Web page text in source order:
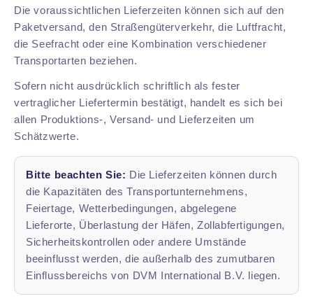
Die voraussichtlichen Lieferzeiten können sich auf den
Paketversand, den Straßengüterverkehr, die Luftfracht,
die Seefracht oder eine Kombination verschiedener
Transportarten beziehen.
Sofern nicht ausdrücklich schriftlich als fester
vertraglicher Liefertermin bestätigt, handelt es sich bei
allen Produktions-, Versand- und Lieferzeiten um
Schätzwerte.
Bitte beachten Sie: Die Lieferzeiten können durch
die Kapazitäten des Transportunternehmens,
Feiertage, Wetterbedingungen, abgelegene
Lieferorte, Überlastung der Häfen, Zollabfertigungen,
Sicherheitskontrollen oder andere Umstände
beeinflusst werden, die außerhalb des zumutbaren
Einflussbereichs von DVM International B.V. liegen.